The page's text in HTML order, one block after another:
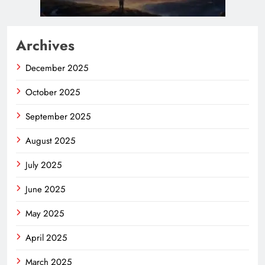
Archives
December 2025
October 2025
September 2025
August 2025
July 2025
June 2025
May 2025
April 2025
March 2025